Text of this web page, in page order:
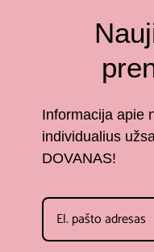
Informacija apie
individualius
DOVANAS!